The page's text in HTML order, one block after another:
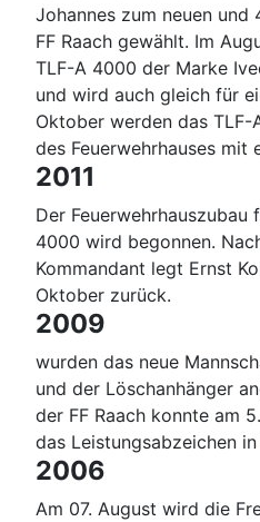
Johannes zum neuen und
FF Raach gewählt. Im
TLF-A 4000 der Marke
und wird auch gleich für
Oktober werden das
des Feuerwehrhauses mit
2011
Der Feuerwehrhauszubau
4000 wird begonnen.
Kommandant legt Ernst
Oktober zurück.
2009
wurden das neue
und der Löschanhänger
der FF Raach konnte am
das Leistungsabzeichen
2006
Am 07. August wird die